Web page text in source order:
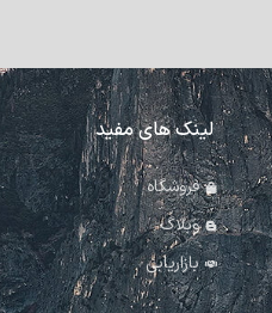
لینک های مفید
فروشگاه
وبلاگ
بازاریابی